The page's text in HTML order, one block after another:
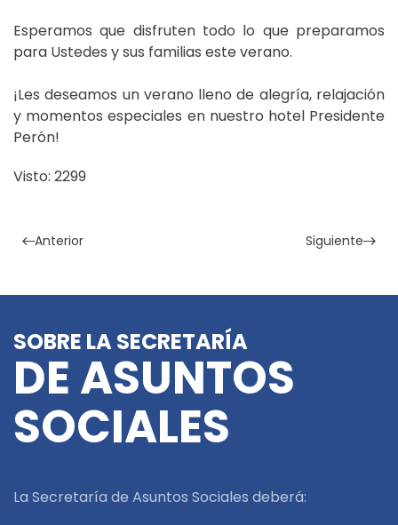
Esperamos que disfruten todo lo que preparamos
para Ustedes y sus familias este verano.
¡Les deseamos un verano lleno de alegría, relajación
y momentos especiales en nuestro hotel Presidente
Perón!
Visto: 2299
Anterior Siguiente
SOBRE LA SECRETARÍA
DE ASUNTOS
SOCIALES
La Secretaría de Asuntos Sociales deberá: